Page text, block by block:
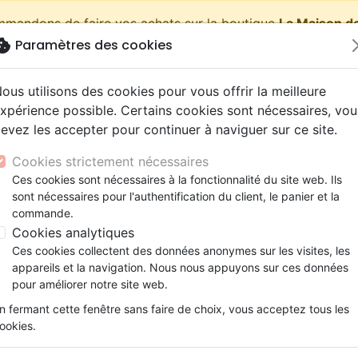
de faire vos achats sur la boutiqueLa Maison
Testaments
Etude biblique
NEG
Darby
Bandes dessinées
Santé
Ethique, société, politique
Couple
Découverte de la foi
Psychologie
Apologétique
ans
Adolescents, jeunes
Latino, Folk
Soul
Rap, Hip-hop
Hardrock, Métal
Pop, Rock
animés
conférences
Films, fiction
Jeux
Rahab - Sauvée et transformée - EBOOK
Rahab
Sauvée et transformée - EBOOK
Auteur :Béatrice Guerche
RéférenceMB3585-EPUB EAN
Paramètres des cookies
utilisons des cookies pour vous offrir la meilleure
possible. Certains cookies sont nécessaires,
les accepter pour continuer à naviguer sur ce site.
Cookies strictement nécessaires
Ces cookies sont nécessaires à la fonctionnalité du site web. Ils
sont nécessaires pour l'authentification du client, le panier et la
commande.
Cookies analytiques
Ces cookies collectent des données anonymes sur les visites, les
appareils et la navigation. Nous nous appuyons sur ces données
pour améliorer notre site web.
fermant cette fenêtre sans faire de choix, vous acceptez tous les